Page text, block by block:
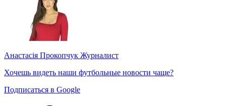
Анастасія Прокопчук Журналист
Хочешь видеть наши футбольные новости чаще?
Подписаться в Google